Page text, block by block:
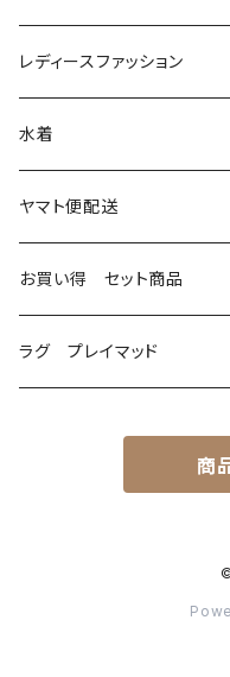
レディースファッション
ファッション小物
マフラー
水着
ヤマト便配送
お買い得 セット商品
ラグ プレイマッド
商